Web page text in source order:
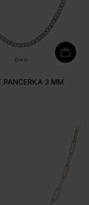
PANCERKA 3 MM